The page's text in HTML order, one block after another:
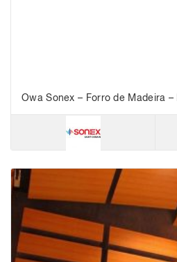
Owa Sonex – Forro de Madeira